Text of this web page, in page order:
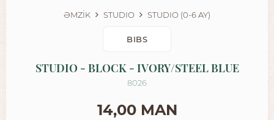
ƏMZİK STUDIO STUDIO (0-6 AY)
BIBS
STUDIO - BLOCK - IVORY/STEEL BLUE
8026
14,00 MAN